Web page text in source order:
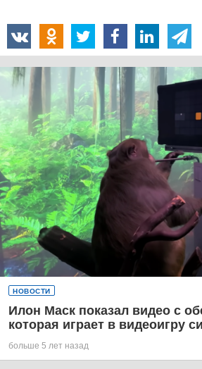
НОВОСТИ
Илон Маск показал видео с
которая играет в видеоигру
больше 5 лет назад